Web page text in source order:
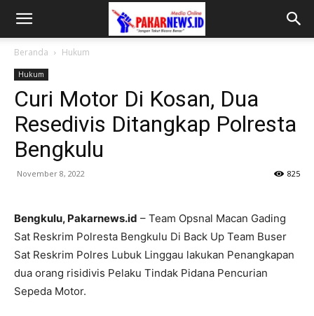
Beranda Hukum
Hukum
Curi Motor Di Kosan, Dua
Resedivis Ditangkap Polresta
Bengkulu
November 8, 2022 825
Bengkulu, Pakarnews.id – Team Opsnal Macan Gading
Sat Reskrim Polresta Bengkulu Di Back Up Team Buser
Sat Reskrim Polres Lubuk Linggau lakukan Penangkapan
dua orang risidivis Pelaku Tindak Pidana Pencurian
Sepeda Motor.